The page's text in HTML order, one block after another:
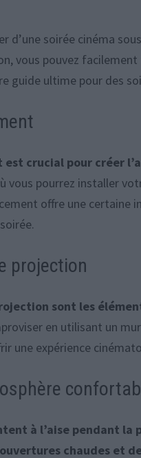
d’une soirée cinéma
vous pouvez
guide ultime pour des
est crucial pour créer
vous pourrez installer
offre une
projection
sont les
en utilisant un
une expérience
à l’aise pendant
chaudes et